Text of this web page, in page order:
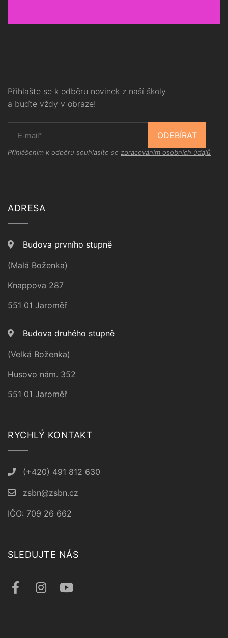
Přihlašte se k odběru novinek z naší školy
a buďte vždy v obraze!
ODEBÍRAT
Přihlášením k odběru souhlasíte se zpracováním osobních údajů
ADRESA
Budova prvního stupně
(Malá Boženka)
Knappova 287
551 01 Jaroměř
Budova druhého stupně
(Velká Boženka)
Husovo nám. 352
551 01 Jaroměř
RYCHLÝ KONTAKT
(+420) 491 812 630
zsbn@zsbn.cz
IČO: 709 26 662
SLEDUJTE NÁS